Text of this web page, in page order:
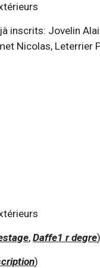
Nicolas, Leterrier
, Daffe1 r degre)
)